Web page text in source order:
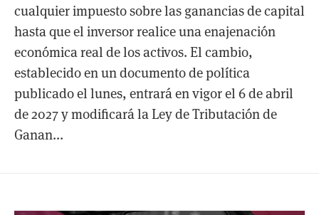
cualquier impuesto sobre las ganancias de capital
hasta que el inversor realice una enajenación
económica real de los activos. El cambio,
establecido en un documento de política
publicado el lunes, entrará en vigor el 6 de abril
de 2027 y modificará la Ley de Tributación de
Ganan...